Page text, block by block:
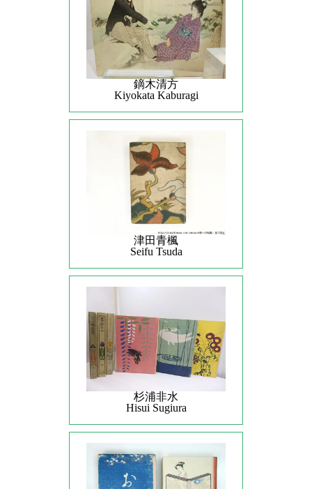
鏑木清方
Kiyokata Kaburagi
津田青楓
Seifu Tsuda
杉浦非水
Hisui Sugiura